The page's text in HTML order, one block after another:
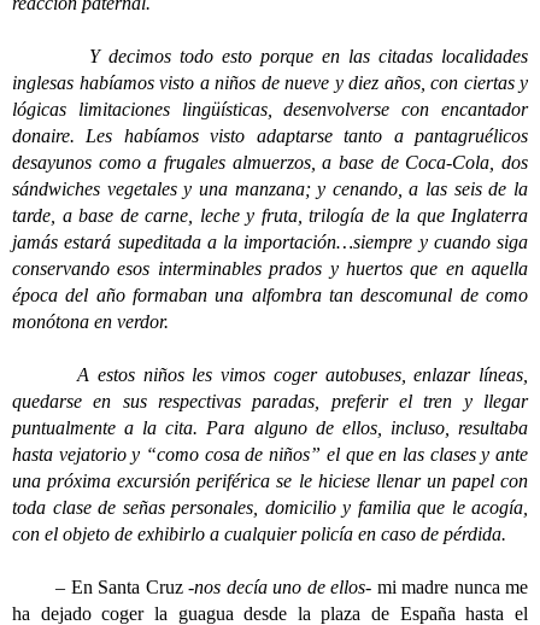
Y decimos todo esto porque en las citadas localidades
inglesas habíamos visto a niños de nueve y diez años, con ciertas y
lógicas limitaciones lingüísticas, desenvolverse con encantador
donaire. Les habíamos visto adaptarse tanto a pantagruélicos
desayunos como a frugales almuerzos, a base de Coca-Cola, dos
sándwiches vegetales y una manzana; y cenando, a las seis de la
tarde, a base de carne, leche y fruta, trilogía de la que Inglaterra
jamás estará supeditada a la importación…siempre y cuando siga
conservando esos interminables prados y huertos que en aquella
época del año formaban una alfombra tan descomunal de como
monótona en verdor.
A estos niños les vimos coger autobuses, enlazar líneas,
quedarse en sus respectivas paradas, preferir el tren y llegar
puntualmente a la cita. Para alguno de ellos, incluso, resultaba
hasta vejatorio y “como cosa de niños” el que en las clases y ante
una próxima excursión periférica se le hiciese llenar un papel con
toda clase de señas personales, domicilio y familia que le acogía,
con el objeto de exhibirlo a cualquier policía en caso de pérdida.
– En Santa Cruz-nos decía uno de ellos- mi madre nunca me
ha dejado coger la guagua desde la plaza de España hasta el